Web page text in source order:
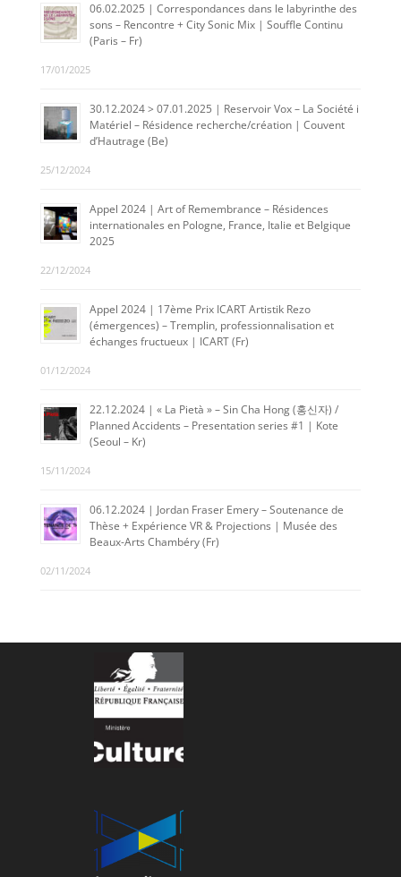
06.02.2025 | Correspondances dans le labyrinthe des
sons – Rencontre + City Sonic Mix | Souffle Continu
(Paris – Fr)
17/01/2025
30.12.2024 > 07.01.2025 | Reservoir Vox – La Société i
Matériel – Résidence recherche/création | Couvent
d’Hautrage (Be)
25/12/2024
Appel 2024 | Art of Remembrance – Résidences
internationales en Pologne, France, Italie et Belgique
2025
22/12/2024
Appel 2024 | 17ème Prix ICART Artistik Rezo
(émergences) – Tremplin, professionnalisation et
échanges fructueux | ICART (Fr)
01/12/2024
22.12.2024 | « La Pietà » – Sin Cha Hong (홍신자) /
Planned Accidents – Presentation series #1 | Kote
(Seoul – Kr)
15/11/2024
06.12.2024 | Jordan Fraser Emery – Soutenance de
Thèse + Expérience VR & Projections | Musée des
Beaux-Arts Chambéry (Fr)
02/11/2024